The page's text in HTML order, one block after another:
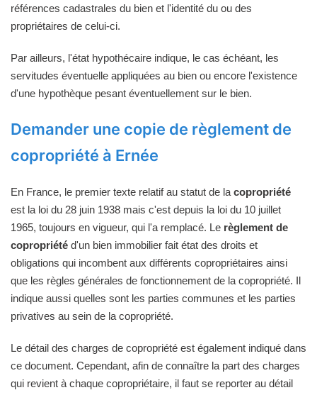
références cadastrales du bien et l'identité du ou des
propriétaires de celui-ci.
Par ailleurs, l'état hypothécaire indique, le cas échéant, les
servitudes éventuelle appliquées au bien ou encore l'existence
d'une hypothèque pesant éventuellement sur le bien.
Demander une copie de règlement de
copropriété à Ernée
En France, le premier texte relatif au statut de la copropriété
est la loi du 28 juin 1938 mais c'est depuis la loi du 10 juillet
1965, toujours en vigueur, qui l'a remplacé. Le règlement de
copropriété d'un bien immobilier fait état des droits et
obligations qui incombent aux différents copropriétaires ainsi
que les règles générales de fonctionnement de la copropriété. Il
indique aussi quelles sont les parties communes et les parties
privatives au sein de la copropriété.
Le détail des charges de copropriété est également indiqué dans
ce document. Cependant, afin de connaître la part des charges
qui revient à chaque copropriétaire, il faut se reporter au détail